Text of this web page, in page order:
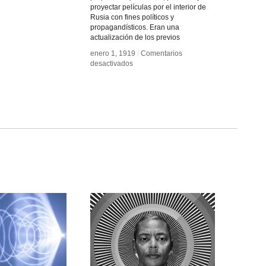
proyectar películas por el interior de
Rusia con fines políticos y
propagandísticos. Eran una
actualización de los previos
enero 1, 1919 / Comentarios
desactivadosen
enero 1, 1919 / Comentarios
desactivadosen